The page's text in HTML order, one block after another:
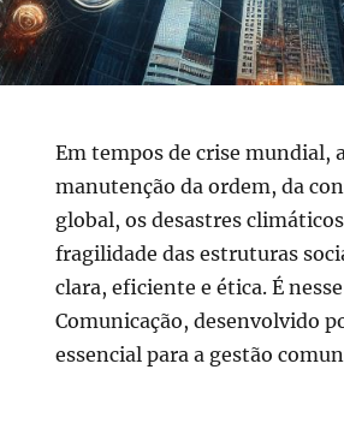
Em tempos de crise mundial,
manutenção da ordem, da
global, os desastres
fragilidade das estruturas
clara, eficiente e ética. É
Comunicação, desenvolvido
essencial para a gestão